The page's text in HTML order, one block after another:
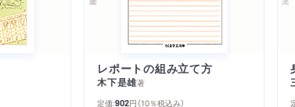
レポートの組み立て方
木下是雄著
定価:902円 （10％税込み）